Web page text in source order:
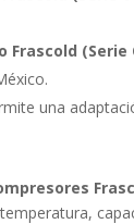
(Serie
una